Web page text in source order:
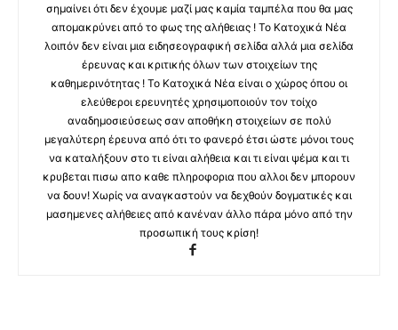
σημαίνει ότι δεν έχουμε μαζί μας καμία ταμπέλα που θα μας
απομακρύνει από το φως της αλήθειας ! Το Κατοχικά Νέα
λοιπόν δεν είναι μια ειδησεογραφική σελίδα αλλά μια σελίδα
έρευνας και κριτικής όλων των στοιχείων της
καθημερινότητας ! Το Κατοχικά Νέα είναι ο χώρος όπου οι
ελεύθεροι ερευνητές χρησιμοποιούν τον τοίχο
αναδημοσιεύσεως σαν αποθήκη στοιχείων σε πολύ
μεγαλύτερη έρευνα από ότι το φανερό έτσι ώστε μόνοι τους
να καταλήξουν στο τι είναι αλήθεια και τι είναι ψέμα και τι
κρυβεται πισω απο καθε πληροφορια που αλλοι δεν μπορουν
να δουν! Χωρίς να αναγκαστούν να δεχθούν δογματικές και
μασημενες αλήθειες από κανέναν άλλο πάρα μόνο από την
προσωπική τους κρίση!